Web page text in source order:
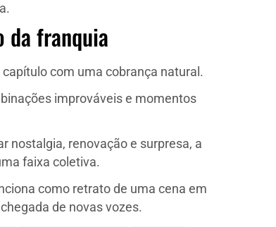
da franquia
com uma cobrança natural.
improváveis e momentos
nostalgia, renovação e surpresa, a
faixa coletiva.
como retrato de uma cena em
de novas vozes.